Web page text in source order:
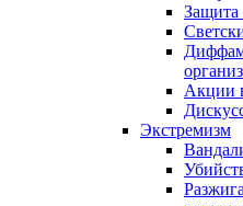
Защита
Акции
Экстремизм